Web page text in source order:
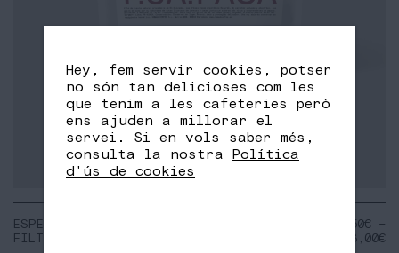
ESPECIAL
FILTER
16,50€ –
66,00€
Hey, fem servir cookies, potser
no són tan delicioses com les
que tenim a les cafeteries però
ens ajuden a millorar el
servei. Si en vols saber més,
consulta la nostra Política
d'ús de cookies